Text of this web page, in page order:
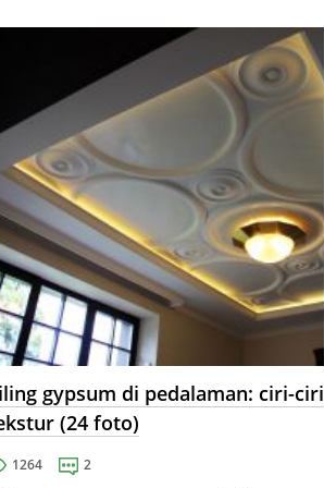
minimum. Melekap lapisan di ...
gypsum di pedalaman: ciri-ciri
(24 foto)
1264 2